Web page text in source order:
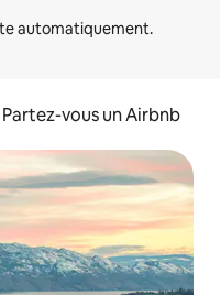
Partez-vous un Airbnb